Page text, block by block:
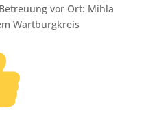
vor Ort: Mihla
Wartburgkreis